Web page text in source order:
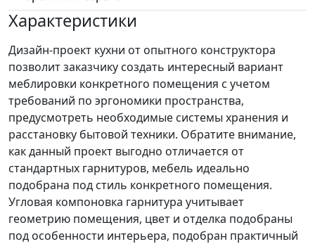
Характеристики
Дизайн-проект кухни от опытного конструктора
позволит заказчику создать интересный вариант
меблировки конкретного помещения с учетом
требований по эргономики пространства,
предусмотреть необходимые системы хранения и
расстановку бытовой техники. Обратите внимание,
как данный проект выгодно отличается от
стандартных гарнитуров, мебель идеально
подобрана под стиль конкретного помещения.
Угловая компоновка гарнитура учитывает
геометрию помещения, цвет и отделка подобраны
под особенности интерьера, подобран практичный